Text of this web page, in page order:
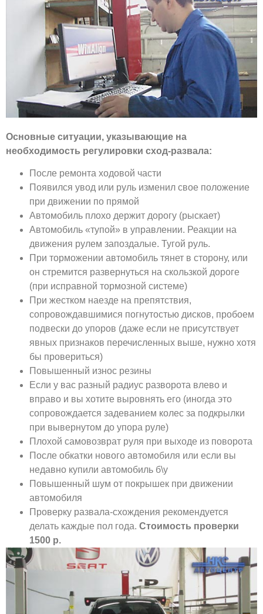
Основные ситуации, указывающие на
необходимость регулировки сход-развала:
После ремонта ходовой части
Появился увод или руль изменил свое положение
при движении по прямой
Автомобиль плохо держит дорогу (рыскает)
Автомобиль «тупой» в управлении. Реакции на
движения рулем запоздалые. Тугой руль.
При торможении автомобиль тянет в сторону, или
он стремится развернуться на скользкой дороге
(при исправной тормозной системе)
При жестком наезде на препятствия,
сопровождавшимися погнутостью дисков, пробоем
подвески до упоров (даже если не присутствует
явных признаков перечисленных выше, нужно хотя
бы провериться)
Повышенный износ резины
Если у вас разный радиус разворота влево и
вправо и вы хотите выровнять его (иногда это
сопровождается задеванием колес за подкрылки
при вывернутом до упора руле)
Плохой самовозврат руля при выходе из поворота
После обкатки нового автомобиля или если вы
недавно купили автомобиль б\у
Повышенный шум от покрышек при движении
автомобиля
Проверку развала-схождения рекомендуется
делать каждые пол года. Стоимость проверки
1500 р.